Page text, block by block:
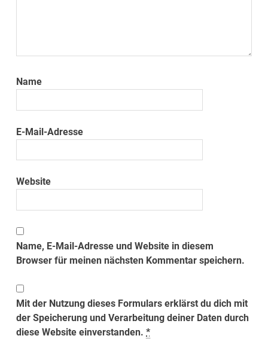
Name
E-Mail-Adresse
Website
Name, E-Mail-Adresse und Website in diesem
Browser für meinen nächsten Kommentar speichern.
Mit der Nutzung dieses Formulars erklärst du dich mit
der Speicherung und Verarbeitung deiner Daten durch
diese Website einverstanden.*